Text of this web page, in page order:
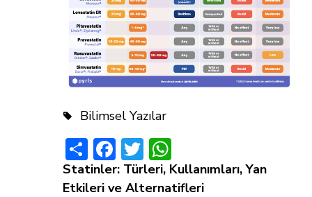
Bilimsel Yazılar
ShareFacebook
Twitter
Statinler: Türleri, Kullanımları, Yan
Etkileri ve Alternatifleri